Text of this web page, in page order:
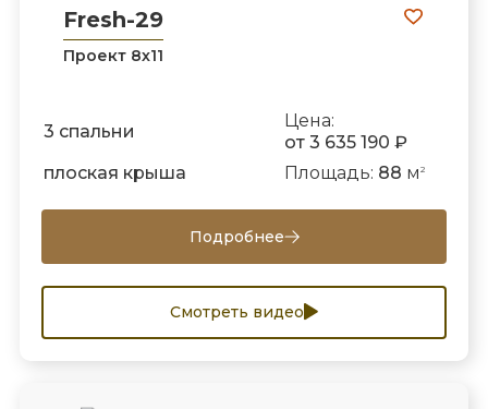
Fresh-29
Проект 8х11
3 спальни
Цена:
от 3 635 190 ₽
плоская крыша
Площадь: 88 м 2
Подробнее
Смотреть видео